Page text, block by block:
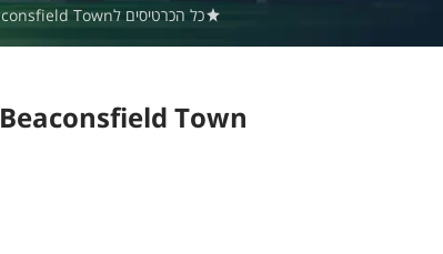
כל הכרטיסים לBeaconsfield Town נגד Penn & Tylers Green באתר Ticket-Compare.com הם אותנטיים, ממוכרים מאומתים מראש שמספקים אחריות של 100%.
Beaconsfield Town נגד Penn & Tylers Green 8 אוג' 2026